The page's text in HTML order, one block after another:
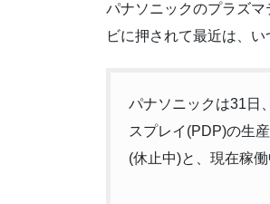
パナソニックのプラズ
ビに押されて最近は、
パナソニックは31日
スプレイ(PDP)の生
(休止中)と、現在稼